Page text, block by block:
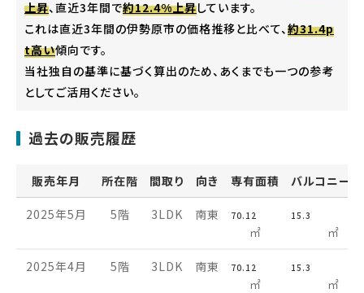
上昇、直近3年間で約12.4%上昇しています。
これは直近3年間の伊勢原市の価格推移と比べて、 約31.4p
t高い傾向です。
当社独自の基準に基づく算出のため、あくまでも一つの参考
としてご活用ください。
過去の販売履歴
販売年月 所在階 間取り 向き 専有面積 バルコニー
2025年5月 5階 3LDK 南東 70.12
㎡
15.3
㎡
2025年4月 5階 3LDK 南東 70.12
㎡
15.3
㎡